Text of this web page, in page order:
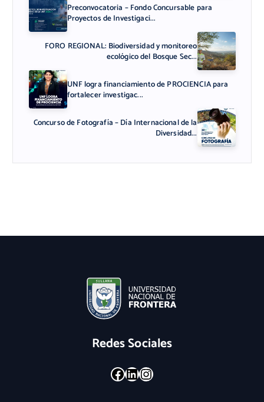
Preconvocatoria – Fondo Concursable para
Proyectos de Investigaci...
FORO REGIONAL: Biodiversidad y monitoreo
ecológico del Bosque Sec...
UNF logra financiamiento de PROCIENCIA para
fortalecer investigac...
Concurso de Fotografía – Día Internacional de la
Diversidad...
Redes Sociales
Facebook LinkedIn Instagram